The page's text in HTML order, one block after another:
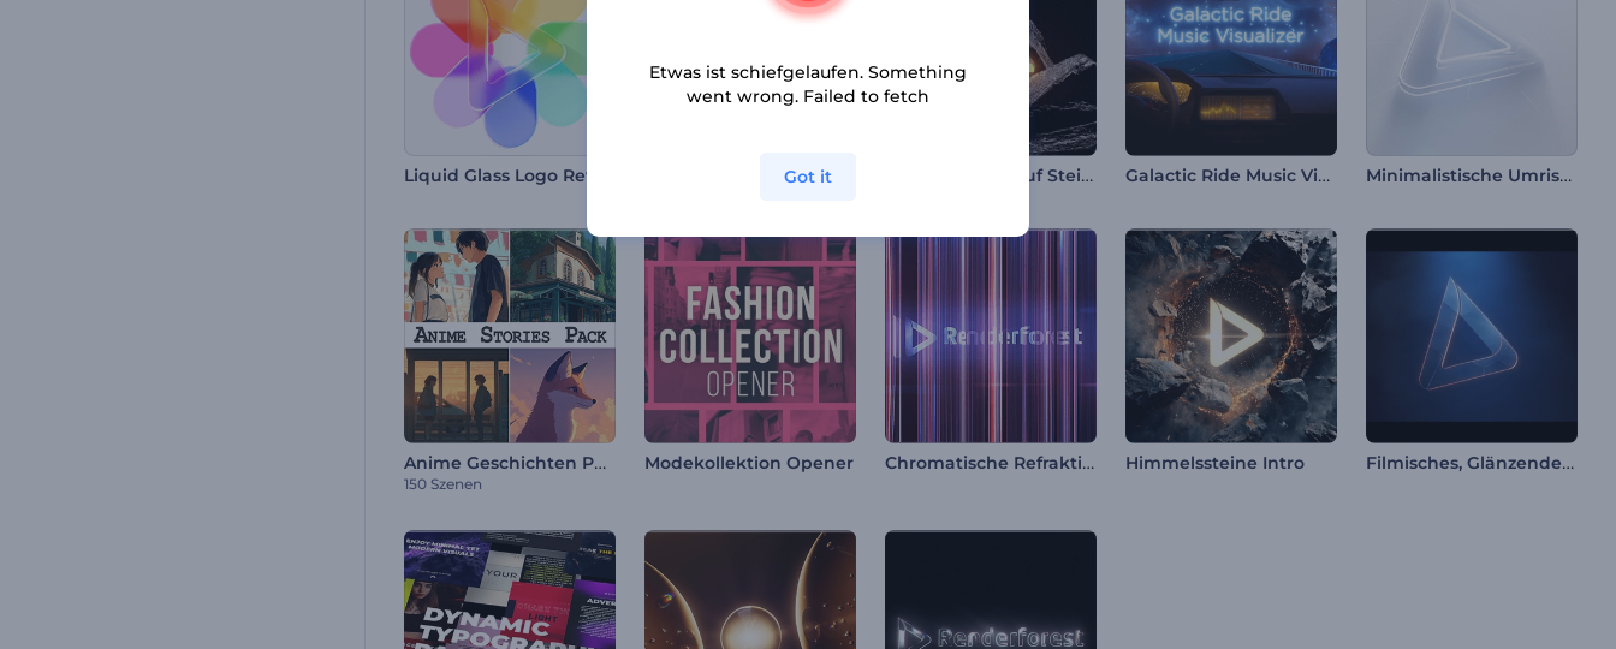
Spinnenroboter Intro Feuriges Intro auf Steinsockel Galactic Ride Music Visualizer Minimalistische Umrisse Intro
Anime Geschichten Paket
150 Szenen
Modekollektion Opener Chromatische Refraktion Intro Himmelssteine Intro Filmisches, Glänzendes Intro
Etwas ist schiefgelaufen. Something
went wrong. Failed to fetch
Got it